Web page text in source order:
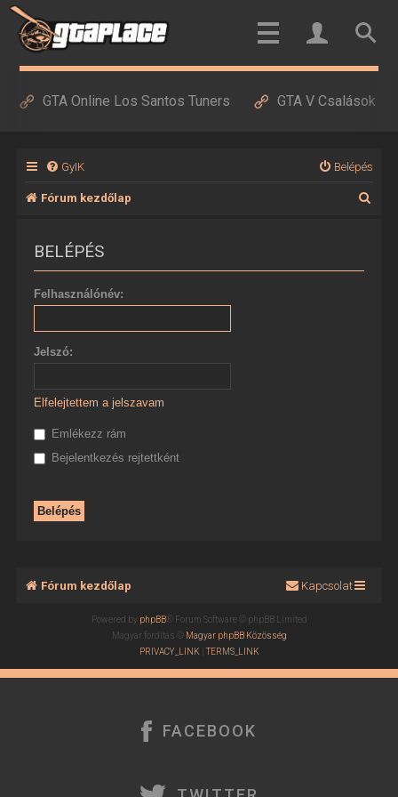
GTA Online Los Santos Tuners GTA V Csalások
GyIK Belépés
Fórum kezdőlap
BELÉPÉS
Felhasználónév:
Jelszó:
Elfelejtettem a jelszavam
Emlékezz rám
Bejelentkezés rejtettként
Fórum kezdőlap Kapcsolat
Powered by phpBB® Forum Software © phpBB Limited
Magyar fordítás © Magyar phpBB Közösség
PRIVACY_LINK |TERMS_LINK
FACEBOOK